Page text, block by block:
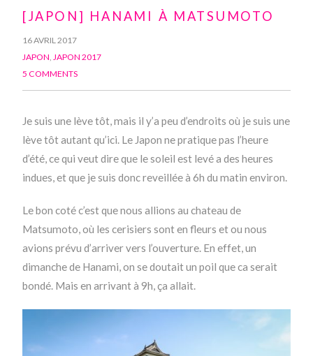
[JAPON] HANAMI À MATSUMOTO
16 AVRIL 2017
JAPON,JAPON 2017
5 COMMENTS
Je suis une lève tôt, mais il y’a peu d’endroits où je suis une
lève tôt autant qu’ici. Le Japon ne pratique pas l’heure
d’été, ce qui veut dire que le soleil est levé a des heures
indues, et que je suis donc reveillée à 6h du matin environ.
Le bon coté c’est que nous allions au chateau de
Matsumoto, où les cerisiers sont en fleurs et ou nous
avions prévu d’arriver vers l’ouverture. En effet, un
dimanche de Hanami, on se doutait un poil que ca serait
bondé. Mais en arrivant à 9h, ça allait.